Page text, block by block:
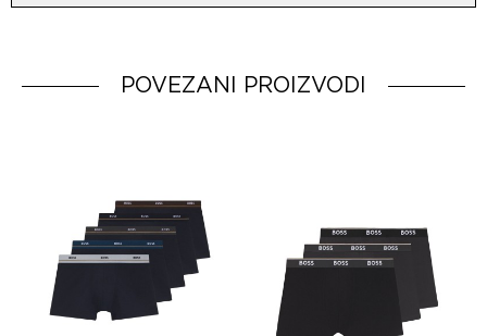
POVEZANI PROIZVODI